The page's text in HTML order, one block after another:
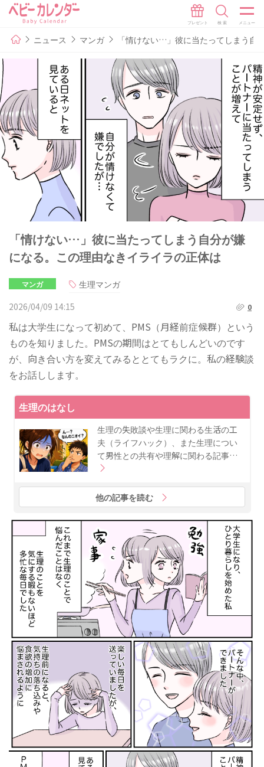
ニュース マンガ 「情けない…」彼に当たってしまう自
「情けない…」彼に当たってしまう自分が嫌
になる。この理由なきイライラの正体は
マンガ
生理マンガ
2026/04/09 14:15
0
私は大学生になって初めて、PMS（月経前症候群）という
ものを知りました。PMSの期間はとてもしんどいのです
が、向き合い方を変えてみるととてもラクに。私の経験談
をお話しします。
生理のはなし
生理の失敗談や生理に関わる生活の工
夫（ライフハック）、また生理につい
て男性との共有や理解に関わる記事…
他の記事を読む